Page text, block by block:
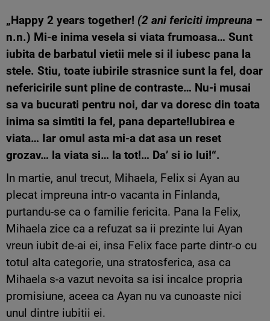
„Happy 2 years together! (2 ani fericiti impreuna –
n.n.) Mi-e inima vesela si viata frumoasa… Sunt
iubita de barbatul vietii mele si il iubesc pana la
stele. Stiu, toate iubirile strasnice sunt la fel, doar
nefericirile sunt pline de contraste… Nu-i musai
sa va bucurati pentru noi, dar va doresc din toata
inima sa simtiti la fel, pana departe!Iubirea e
viata… Iar omul asta mi-a dat asa un reset
grozav… la viata si… la tot!… Da’ si io lui!“.
In martie, anul trecut, Mihaela, Felix si Ayan au
plecat impreuna intr-o vacanta in Finlanda,
purtandu-se ca o familie fericita. Pana la Felix,
Mihaela zice ca a refuzat sa ii prezinte lui Ayan
vreun iubit de-ai ei, insa Felix face parte dintr-o cu
totul alta categorie, una stratosferica, asa ca
Mihaela s-a vazut nevoita sa isi incalce propria
promisiune, aceea ca Ayan nu va cunoaste nici
unul dintre iubitii ei.